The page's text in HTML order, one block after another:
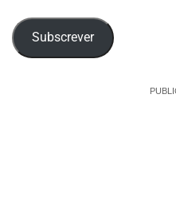
Subscrever